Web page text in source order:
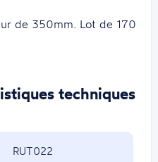
de 350mm. Lot de 170
techniques
RUT022